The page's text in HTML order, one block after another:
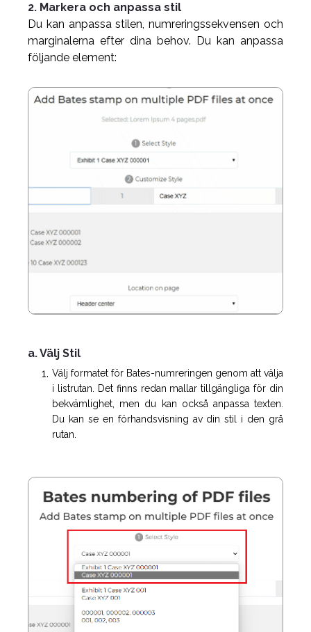
2. Markera och anpassa stil
Du kan anpassa stilen, numreringssekvensen och
marginalerna efter dina behov. Du kan anpassa
följande element:
a. Välj Stil
Välj formatet för Bates-numreringen genom att välja
i listrutan. Det finns redan mallar tillgängliga för din
bekvämlighet, men du kan också anpassa texten.
Du kan se en förhandsvisning av din stil i den grå
rutan.